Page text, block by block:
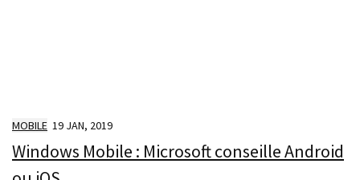
MOBILE 19 JAN, 2019
Windows Mobile : Microsoft conseille Android